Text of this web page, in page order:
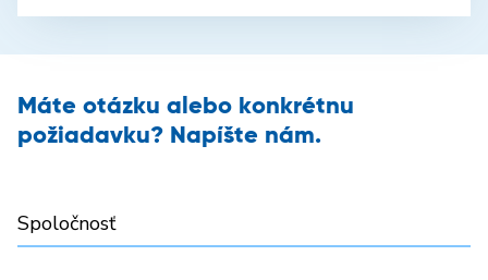
Máte otázku alebo konkrétnu
požiadavku? Napíšte nám.
Spoločnosť